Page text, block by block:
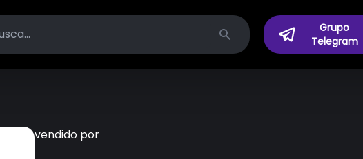
Search
Grupo
Telegram
vendido por